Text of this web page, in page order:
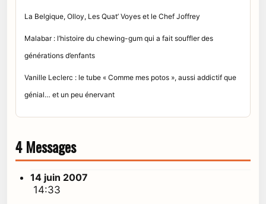
La Belgique, Olloy, Les Quat’ Voyes et le Chef Joffrey
Malabar : l’histoire du chewing-gum qui a fait souffler des
générations d’enfants
Vanille Leclerc : le tube « Comme mes potos », aussi addictif que
génial… et un peu énervant
4 Messages
14 juin 2007
14:33